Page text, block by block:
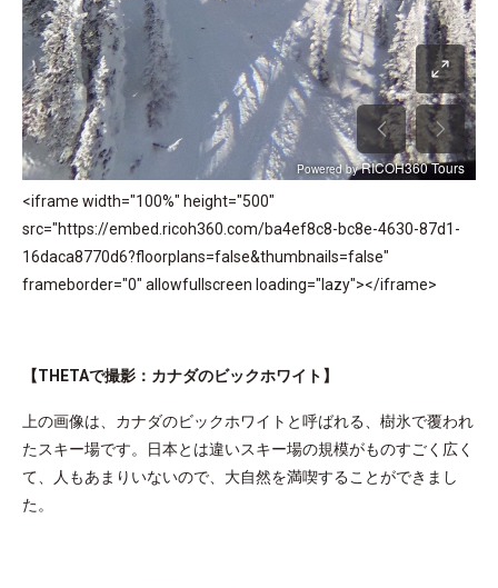
<iframe width="100%" height="500"
src="https://embed.ricoh360.com/ba4ef8c8-bc8e-4630-87d1-
16daca8770d6?floorplans=false&thumbnails=false"
frameborder="0" allowfullscreen loading="lazy"></iframe>
【THETAで撮影：カナダのビックホワイト】
上の画像は、カナダのビックホワイトと呼ばれる、樹氷で覆われ
たスキー場です。日本とは違いスキー場の規模がものすごく広く
て、人もあまりいないので、大自然を満喫することができまし
た。